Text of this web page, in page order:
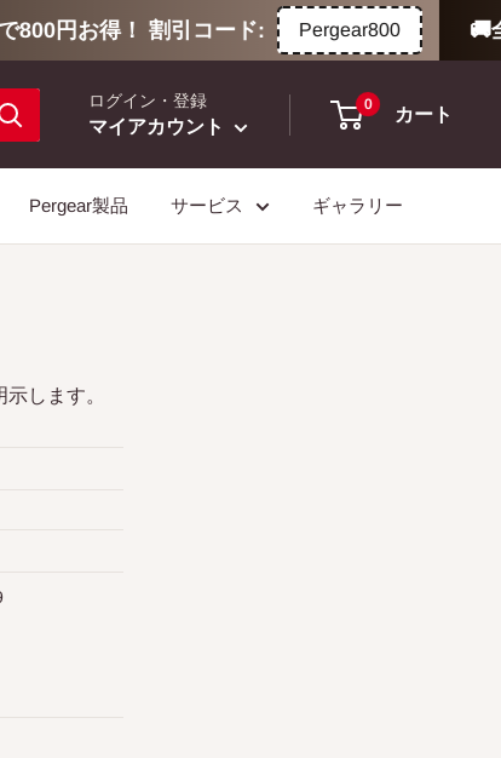
円お得！ 割引コード: Pergear800 🚚
ログイン・登録
マイアカウント
0
カート
Pergear製品 サービス ギャラリー
します。